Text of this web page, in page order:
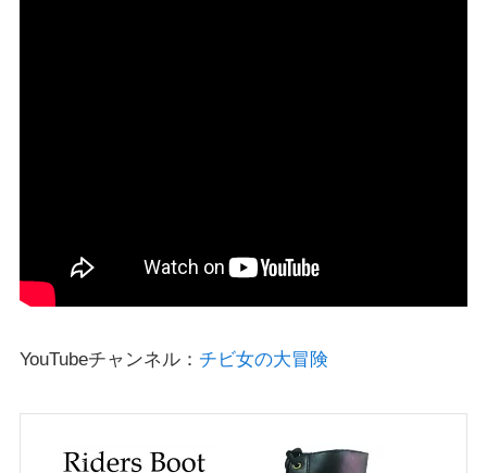
YouTubeチャンネル： チビ女の大冒険